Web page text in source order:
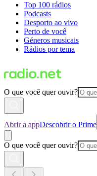
Top 100 rádios
Podcasts
Desporto ao vivo
Perto de você
Géneros musicais
Rádios por tema
O que você quer ouvir?
Abrir a appDescobrir o Prime
O que você quer ouvir?